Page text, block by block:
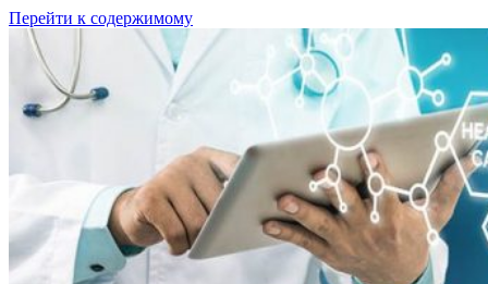
Перейти к содержимому